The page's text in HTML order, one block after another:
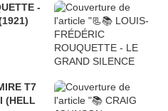
-
T7
(HELL